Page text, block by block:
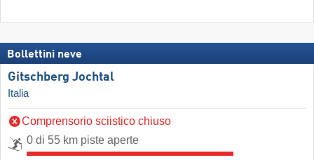
Bollettini neve
Gitschberg Jochtal
Italia
Comprensorio sciistico chiuso
0 di 55 km piste aperte